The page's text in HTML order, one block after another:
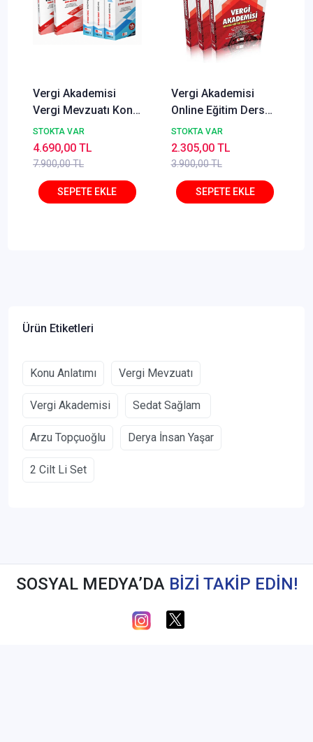
Vergi Akademisi
Vergi Mevzuatı Konu
Anlatımı Seti
TEMMUZ 2026 +
Vergi Akademisi
Çıkmış Sorular
STOKTA VAR
7.900,00 TL
4.690,00 TL
Vergi Akademisi
Online Eğitim Ders
Notları TEMMUZ
2026
STOKTA VAR
3.900,00 TL
2.305,00 TL
Ürün Etiketleri
Konu Anlatımı Vergi Mevzuatı
Vergi Akademisi Sedat Sağlam
Arzu Topçuoğlu Derya İnsan Yaşar
2 Cilt Li Set
SOSYAL MEDYA’DA BİZİ TAKİP EDİN!